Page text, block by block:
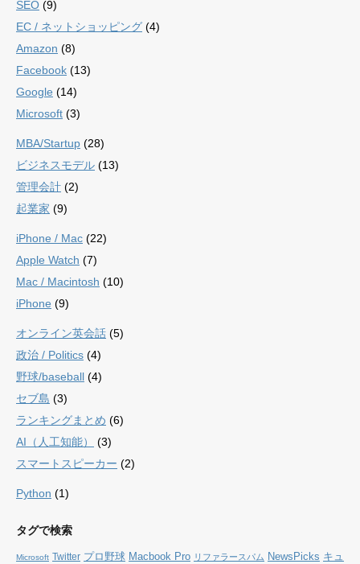
SEO (9)
EC / ネットショッピング (4)
Amazon (8)
Facebook (13)
Google (14)
Microsoft (3)
MBA/Startup (28)
ビジネスモデル (13)
管理会計 (2)
起業家 (9)
iPhone / Mac (22)
Apple Watch (7)
Mac / Macintosh (10)
iPhone (9)
オンライン英会話 (5)
政治 / Politics (4)
野球/baseball (4)
セブ島 (3)
ランキングまとめ (6)
AI（人工知能）
(3)
スマートスピーカー (2)
Python (1)
タグで検索
Microsoft Twitter プロ野球 Macbook Pro リファラースパム NewsPicks キュ